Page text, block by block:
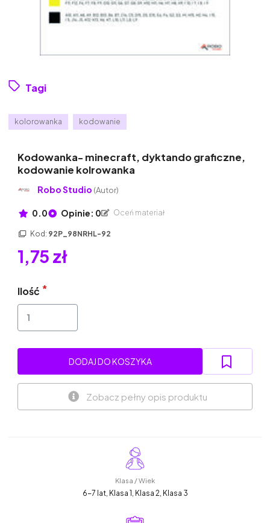
Tagi
kolorowanka kodowanie
Kodowanka- minecraft, dyktando graficzne,
kodowanie kolrowanka
Robo Studio (Autor)
0.0 Opinie: 0 Oceń materiał
Kod: 92P_98NRHL-92
1,75 zł
Ilość
DODAJ DO KOSZYKA
Zobacz pełny opis produktu
Klasa / Wiek
6-7 lat, Klasa 1, Klasa 2, Klasa 3